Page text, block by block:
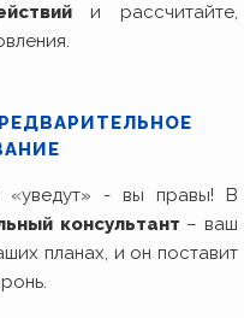
и рассчитайте,
«уведут» - вы правы! В
консультант – ваш
планах, и он поставит